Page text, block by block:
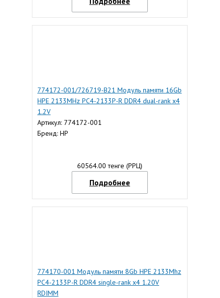
774172-001/726719-B21 Модуль памяти 16Gb
HPE 2133MHz PC4-2133P-R DDR4 dual-rank x4
1.2V
Артикул: 774172-001
Бренд: HP
60564.00 тенге (РРЦ)
Подробнее
774170-001 Модуль памяти 8Gb HPE 2133Mhz
PC4-2133P-R DDR4 single-rank x4 1.20V
RDIMM